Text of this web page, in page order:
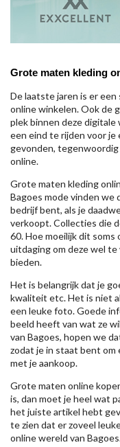
Grote maten kleding
De laatste jaren is er
online winkelen. Ook de
plek binnen deze digitale
een eind te rijden voor je
gevonden,
online.
Grote maten kleding
Bagoes mode vinden we
bedrijf bent, als je
verkoopt. Collecties die
60. Hoe moeilijk dit
uitdaging om deze wel
bieden.
Het is belangrijk dat je
kwaliteit etc. Het is niet
een leuke foto. Goede
beeld heeft van wat ze
van Bagoes, hopen we
zodat je in staat bent om
met je aankoop.
Grote maten online
is, dan moet je heel wat
het juiste artikel hebt
te zien dat er zoveel
online wereld van